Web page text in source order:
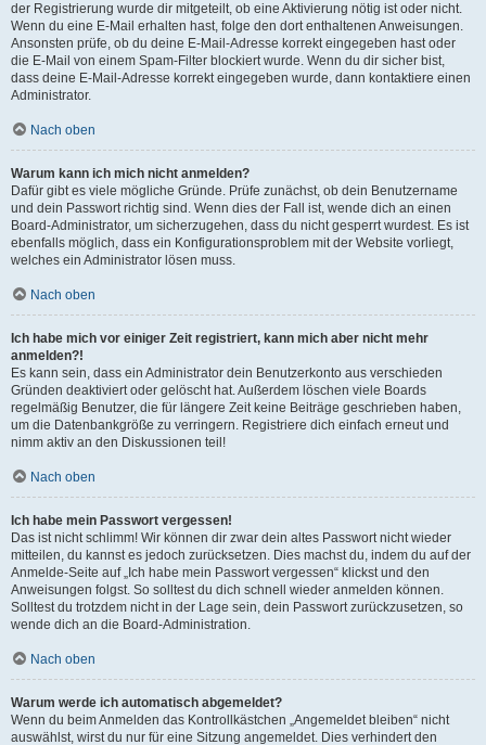
der Registrierung wurde dir mitgeteilt, ob eine Aktivierung nötig ist oder nicht.
Wenn du eine E-Mail erhalten hast, folge den dort enthaltenen Anweisungen.
Ansonsten prüfe, ob du deine E-Mail-Adresse korrekt eingegeben hast oder
die E-Mail von einem Spam-Filter blockiert wurde. Wenn du dir sicher bist,
dass deine E-Mail-Adresse korrekt eingegeben wurde, dann kontaktiere einen
Administrator.
Nach oben
Warum kann ich mich nicht anmelden?
Dafür gibt es viele mögliche Gründe. Prüfe zunächst, ob dein Benutzername
und dein Passwort richtig sind. Wenn dies der Fall ist, wende dich an einen
Board-Administrator, um sicherzugehen, dass du nicht gesperrt wurdest. Es ist
ebenfalls möglich, dass ein Konfigurationsproblem mit der Website vorliegt,
welches ein Administrator lösen muss.
Nach oben
Ich habe mich vor einiger Zeit registriert, kann mich aber nicht mehr
anmelden?!
Es kann sein, dass ein Administrator dein Benutzerkonto aus verschieden
Gründen deaktiviert oder gelöscht hat. Außerdem löschen viele Boards
regelmäßig Benutzer, die für längere Zeit keine Beiträge geschrieben haben,
um die Datenbankgröße zu verringern. Registriere dich einfach erneut und
nimm aktiv an den Diskussionen teil!
Nach oben
Ich habe mein Passwort vergessen!
Das ist nicht schlimm! Wir können dir zwar dein altes Passwort nicht wieder
mitteilen, du kannst es jedoch zurücksetzen. Dies machst du, indem du auf der
Anmelde-Seite auf „Ich habe mein Passwort vergessen“ klickst und den
Anweisungen folgst. So solltest du dich schnell wieder anmelden können.
Solltest du trotzdem nicht in der Lage sein, dein Passwort zurückzusetzen, so
wende dich an die Board-Administration.
Nach oben
Warum werde ich automatisch abgemeldet?
Wenn du beim Anmelden das Kontrollkästchen „Angemeldet bleiben“ nicht
auswählst, wirst du nur für eine Sitzung angemeldet. Dies verhindert den